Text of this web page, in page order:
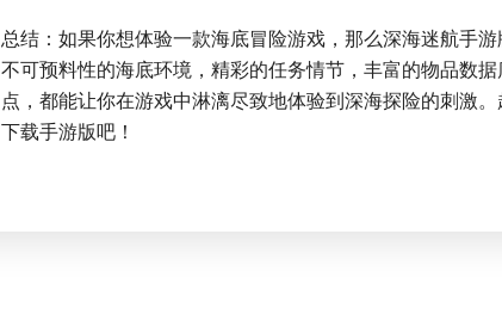
总结：如果你想体验一款海底冒险游戏，那么深海迷航手
不可预料性的海底环境，精彩的任务情节，丰富的物品数
点，都能让你在游戏中淋漓尽致地体验到深海探险的刺激
下载手游版吧！